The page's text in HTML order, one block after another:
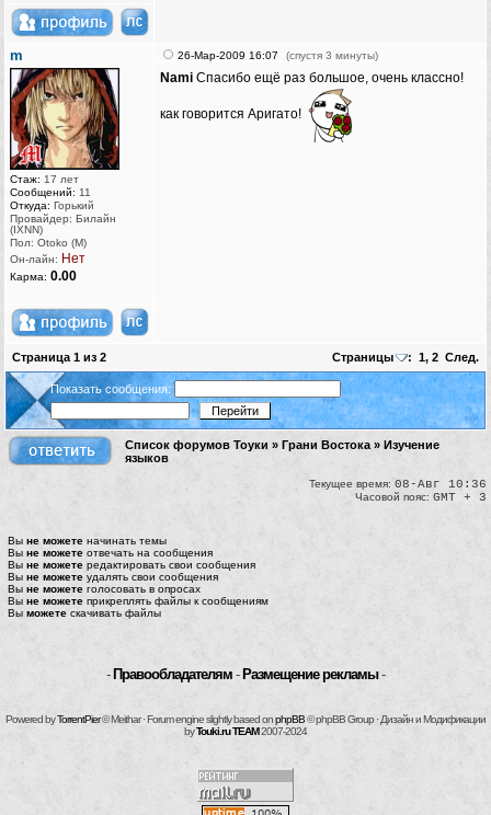
m
Стаж: 17 лет
Сообщений: 11
Откуда: Горький
Провайдер: Билайн
(IXNN)
Пол: Otoko (M)
Он-лайн: Нет
Карма: 0.00
26-Мар-2009 16:07 (спустя 3 минуты)
Nami Спасибо ещё раз большое, очень классно!
как говорится Аригато!
Страница 1 из 2 Страницы : 1, 2 След.
Показать сообщения:
Список форумов Тоуки » Грани Востока » Изучение
языков
Текущее время: 08-Авг 10:36
Часовой пояс: GMT + 3
Вы не можете начинать темы
Вы не можете отвечать на сообщения
Вы не можете редактировать свои сообщения
Вы не можете удалять свои сообщения
Вы не можете голосовать в опросах
Вы не можете прикреплять файлы к сообщениям
Вы можете скачивать файлы
- Правообладателям - Размещение рекламы-
Powered byTorrentPier© Meithar · Forum engine slightly based onphpBB© phpBB Group · Дизайн и Модификации
byTouki.ru TEAM2007-2024